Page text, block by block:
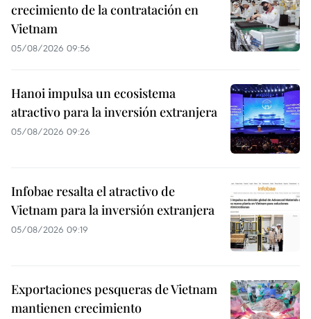
crecimiento de la contratación en
Vietnam
05/08/2026 09:56
Hanoi impulsa un ecosistema
atractivo para la inversión extranjera
05/08/2026 09:26
Infobae resalta el atractivo de
Vietnam para la inversión extranjera
05/08/2026 09:19
Exportaciones pesqueras de Vietnam
mantienen crecimiento